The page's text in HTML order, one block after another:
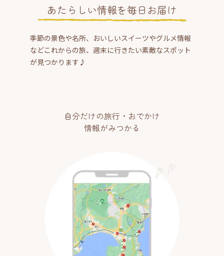
あたらしい情報を毎日お届け
季節の景色や名所、おいしいスイーツやグルメ情報
などこれからの旅、週末に行きたい素敵なスポット
が見つかります♪
自分だけの旅行・おでかけ
情報がみつかる